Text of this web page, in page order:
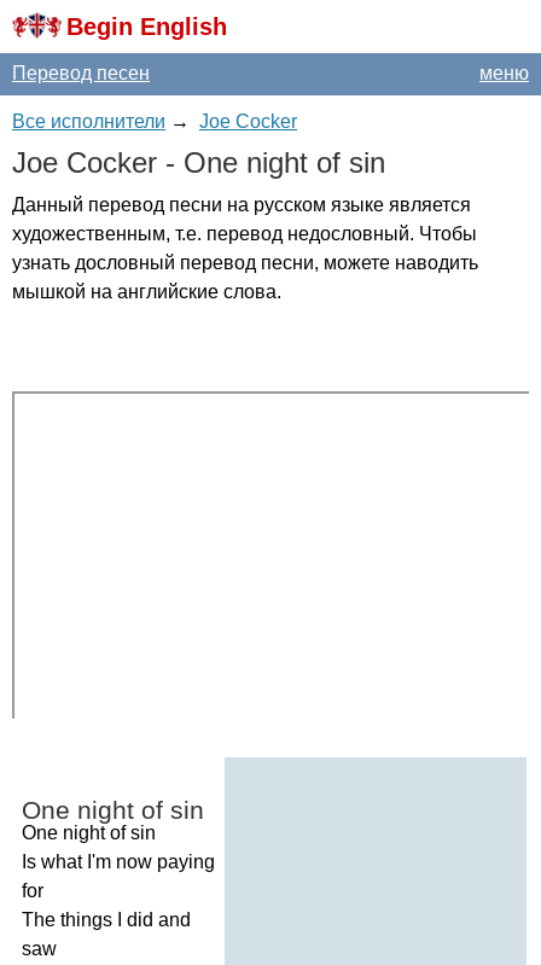
Begin English
меню
Перевод песен
Все исполнители → Joe Cocker
Joe Cocker - One night of sin
Данный перевод песни на русском языке является
художественным, т.е. перевод недословный. Чтобы
узнать дословный перевод песни, можете наводить
мышкой на английские слова.
One night of sin
One night of sin
Is what I'm now paying
for
The things did and
saw